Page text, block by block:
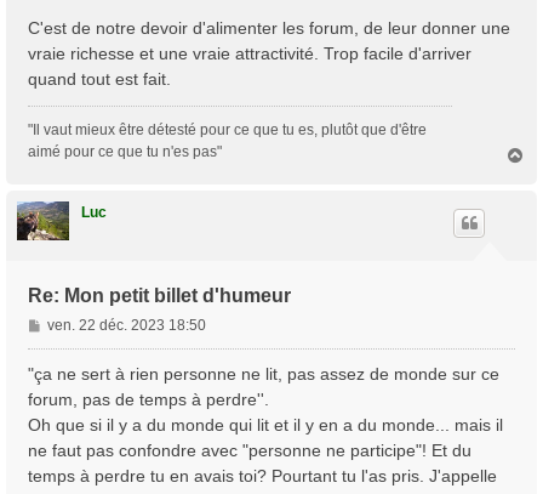
C'est de notre devoir d'alimenter les forum, de leur donner une
vraie richesse et une vraie attractivité. Trop facile d'arriver
quand tout est fait.
"Il vaut mieux être détesté pour ce que tu es, plutôt que d'être
aimé pour ce que tu n'es pas"
Luc
Re: Mon petit billet d'humeur
M
e
s
a
g
e
ven. 22 déc. 2023 18:50
"ça ne sert à rien personne ne lit, pas assez de monde sur ce
forum, pas de temps à perdre''.
Oh que si il y a du monde qui lit et il y en a du monde... mais il
ne faut pas confondre avec "personne ne participe"! Et du
temps à perdre tu en avais toi? Pourtant tu l'as pris. J'appelle